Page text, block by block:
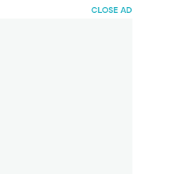
CLOSE AD